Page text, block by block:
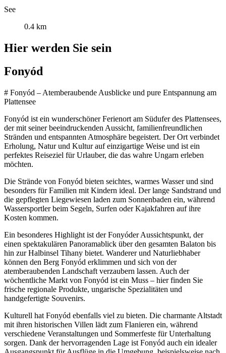
See
0.4 km
Hier werden Sie sein
Fonyód
# Fonyód – Atemberaubende Ausblicke und pure Entspannung am
Plattensee
Fonyód ist ein wunderschöner Ferienort am Südufer des Plattensees,
der mit seiner beeindruckenden Aussicht, familienfreundlichen
Stränden und entspannten Atmosphäre begeistert. Der Ort verbindet
Erholung, Natur und Kultur auf einzigartige Weise und ist ein
perfektes Reiseziel für Urlauber, die das wahre Ungarn erleben
möchten.
Die Strände von Fonyód bieten seichtes, warmes Wasser und sind
besonders für Familien mit Kindern ideal. Der lange Sandstrand und
die gepflegten Liegewiesen laden zum Sonnenbaden ein, während
Wassersportler beim Segeln, Surfen oder Kajakfahren auf ihre
Kosten kommen.
Ein besonderes Highlight ist der Fonyóder Aussichtspunkt, der
einen spektakulären Panoramablick über den gesamten Balaton bis
hin zur Halbinsel Tihany bietet. Wanderer und Naturliebhaber
können den Berg Fonyód erklimmen und sich von der
atemberaubenden Landschaft verzaubern lassen. Auch der
wöchentliche Markt von Fonyód ist ein Muss – hier finden Sie
frische regionale Produkte, ungarische Spezialitäten und
handgefertigte Souvenirs.
Kulturell hat Fonyód ebenfalls viel zu bieten. Die charmante Altstadt
mit ihren historischen Villen lädt zum Flanieren ein, während
verschiedene Veranstaltungen und Sommerfeste für Unterhaltung
sorgen. Dank der hervorragenden Lage ist Fonyód auch ein idealer